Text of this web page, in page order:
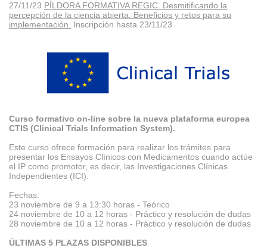
27/11/23 PÍLDORA FORMATIVA REGIC. Desmitificando la
percepción de la ciencia abierta. Beneficios y retos para su
implementación.
Inscripción hasta 23/11/23
Curso formativo on-line sobre la nueva plataforma europea
CTIS (Clinical Trials Information System).
Este curso ofrece formación para realizar los trámites para
presentar los Ensayos Clínicos con Medicamentos cuando actúe
el IP como promotor, es decir, las Investigaciones Clínicas
Independientes (ICI).
Fechas:
23 noviembre de 9 a 13:30 horas - Teórico
24 noviembre de 10 a 12 horas - Práctico y resolución de dudas
28 noviembre de 10 a 12 horas - Práctico y resolución de dudas
ÚLTIMAS 5 PLAZAS DISPONIBLES